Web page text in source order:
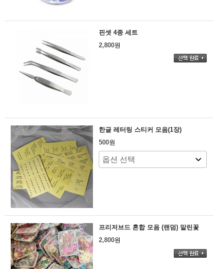
핀셋 4종 세트
2,800원
한글 레터링 스티커 모음(1장)
500원
프리저브드 혼합 모음 (랜덤) 말린꽃
2,800원